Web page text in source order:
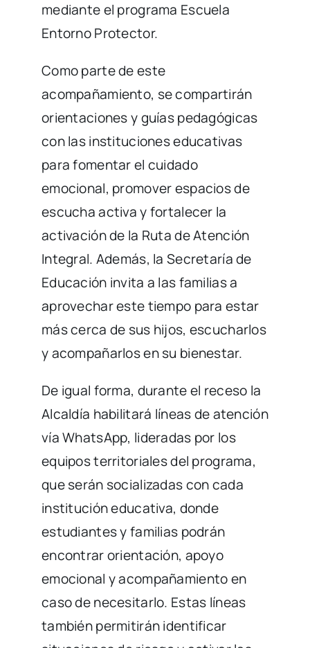
mediante el programa Escuela
Entorno Protector.
Como parte de este
acompañamiento, se compartirán
orientaciones y guías pedagógicas
con las instituciones educativas
para fomentar el cuidado
emocional, promover espacios de
escucha activa y fortalecer la
activación de la Ruta de Atención
Integral. Además, la Secretaría de
Educación invita a las familias a
aprovechar este tiempo para estar
más cerca de sus hijos, escucharlos
y acompañarlos en su bienestar.
De igual forma, durante el receso la
Alcaldía habilitará líneas de atención
vía WhatsApp, lideradas por los
equipos territoriales del programa,
que serán socializadas con cada
institución educativa, donde
estudiantes y familias podrán
encontrar orientación, apoyo
emocional y acompañamiento en
caso de necesitarlo. Estas líneas
también permitirán identificar